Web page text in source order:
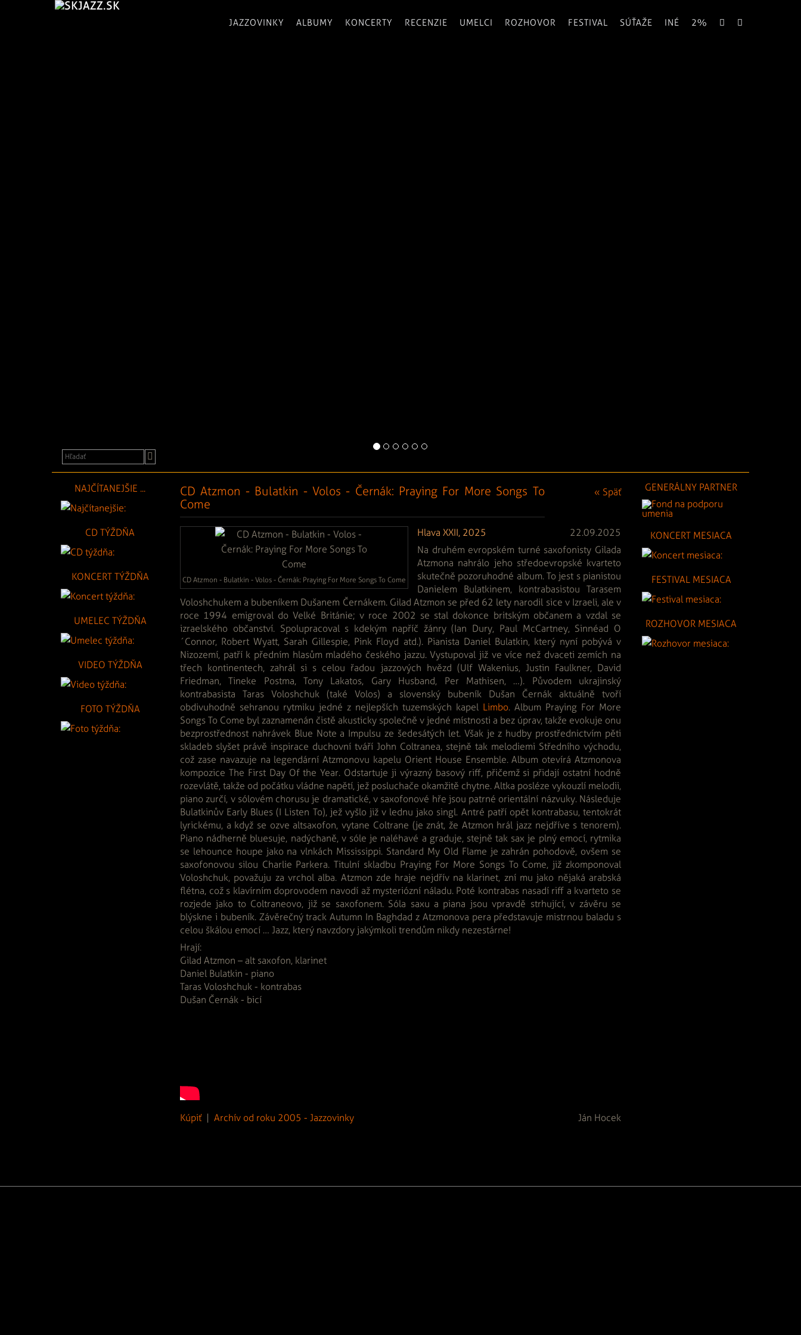
JAZZOVINKY ALBUMY KONCERTY RECENZIE UMELCI ROZHOVOR FESTIVAL SÚŤAŽE INÉ 2%
NAJČÍTANEJŠIE ...
CD TÝŽDŇA
KONCERT TÝŽDŇA
UMELEC TÝŽDŇA
VIDEO TÝŽDŇA
FOTO TÝŽDŇA
CD Atzmon - Bulatkin - Volos - Černák: Praying For More Songs To
Come
« Späť
CD Atzmon - Bulatkin - Volos - Černák: Praying For More Songs To Come
Hlava XXII, 2025
22.09.2025
Na druhém evropském turné saxofonisty Gilada
Atzmona nahrálo jeho středoevropské kvarteto
skutečně pozoruhodné album. To jest s pianistou
Danielem Bulatkinem, kontrabasistou Tarasem
Voloshchukem a bubeníkem Dušanem Černákem. Gilad Atzmon se před 62 lety narodil sice v Izraeli, ale v
roce 1994 emigroval do Velké Británie; v roce 2002 se stal dokonce britským občanem a vzdal se
izraelského občanství. Spolupracoval s kdekým napříč žánry (Ian Dury, Paul McCartney, Sinnéad O
´Connor, Robert Wyatt, Sarah Gillespie, Pink Floyd atd.). Pianista Daniel Bulatkin, který nyní pobývá v
Nizozemí, patří k předním hlasům mladého českého jazzu. Vystupoval již ve více než dvaceti zemích na
třech kontinentech, zahrál si s celou řadou jazzových hvězd (Ulf Wakenius, Justin Faulkner, David
Friedman, Tineke Postma, Tony Lakatos, Gary Husband, Per Mathisen, …). Původem ukrajinský
kontrabasista Taras Voloshchuk (také Volos) a slovenský bubeník Dušan Černák aktuálně tvoří
obdivuhodně sehranou rytmiku jedné z nejlepších tuzemských kapel Limbo. Album Praying For More
Songs To Come byl zaznamenán čistě akusticky společně v jedné místnosti a bez úprav, takže evokuje onu
bezprostřednost nahrávek Blue Note a Impulsu ze šedesátých let. Však je z hudby prostřednictvím pěti
skladeb slyšet právě inspirace duchovní tváří John Coltranea, stejně tak melodiemi Středního východu,
což zase navazuje na legendární Atzmonovu kapelu Orient House Ensemble. Album otevírá Atzmonova
kompozice The First Day Of the Year. Odstartuje ji výrazný basový riff, přičemž si přidají ostatní hodně
rozevlátě, takže od počátku vládne napětí, jež posluchače okamžitě chytne. Altka posléze vykouzlí melodii,
piano zurčí, v sólovém chorusu je dramatické, v saxofonové hře jsou patrné orientální názvuky. Následuje
Bulatkinův Early Blues (I Listen To), jež vyšlo již v lednu jako singl. Antré patří opět kontrabasu, tentokrát
lyrickému, a když se ozve altsaxofon, vytane Coltrane (je znát, že Atzmon hrál jazz nejdříve s tenorem).
Piano nádherně bluesuje, nadýchaně, v sóle je naléhavé a graduje, stejně tak sax je plný emocí, rytmika
se lehounce houpe jako na vlnkách Mississippi. Standard My Old Flame je zahrán pohodově, ovšem se
saxofonovou silou Charlie Parkera. Titulní skladbu Praying For More Songs To Come, již zkomponoval
Voloshchuk, považuju za vrchol alba. Atzmon zde hraje nejdřív na klarinet, zní mu jako nějaká arabská
flétna, což s klavírním doprovodem navodí až mysteriózní náladu. Poté kontrabas nasadí riff a kvarteto se
rozjede jako to Coltraneovo, již se saxofonem. Sóla saxu a piana jsou vpravdě strhující, v závěru se
blýskne i bubeník. Závěrečný track Autumn In Baghdad z Atzmonova pera představuje mistrnou baladu s
celou škálou emocí … Jazz, který navzdory jakýmkoli trendům nikdy nezestárne!
Hrají:
Gilad Atzmon – alt saxofon, klarinet
Daniel Bulatkin - piano
Taras Voloshchuk - kontrabas
Dušan Černák - bicí
Kúpiť| Archív od roku 2005 - Jazzovinky Ján Hocek
GENERÁLNY PARTNER
KONCERT MESIACA
FESTIVAL MESIACA
ROZHOVOR MESIACA